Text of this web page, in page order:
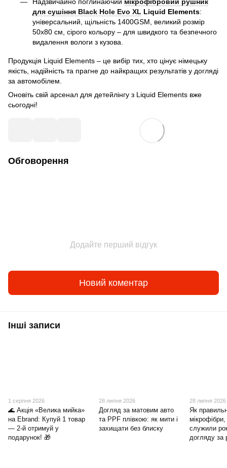
Надзвичайно поглинаючий мікрофібровий рушник
для сушіння Black Hole Evo XL Liquid Elements:
універсальний, щільність 1400GSM, великий розмір
50x80 см, сірого кольору – для швидкого та безпечного
видалення вологи з кузова.
Продукція Liquid Elements – це вибір тих, хто цінує німецьку
якість, надійність та прагне до найкращих результатів у догляді
за автомобілем.
Оновіть свій арсенал для детейлінгу з Liquid Elements вже
сьогодні!
Обговорення
Додайте перший відгук
Новий коментар
Інші записи
1 серпня 2026
🌊 Акція «Велика мийка»
на Ebrand: Купуй 1 товар
— 2-й отримуй у
подарунок! 🎁
28 липня 2026
Догляд за матовим авто
та PPF плівкою: як мити і
захищати без блиску
28 липня 2026
Як
служили
догляду за